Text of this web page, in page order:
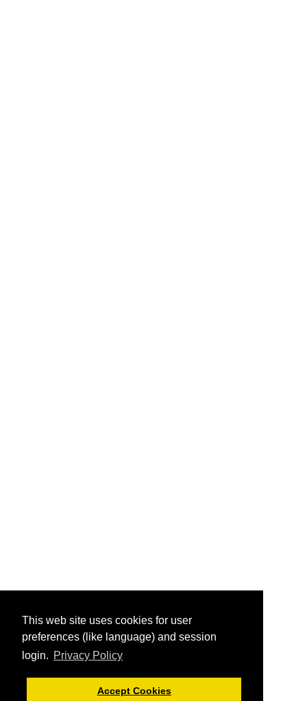
This web site uses cookies for user
preferences (like language) and session
login. Privacy Policy
Accept Cookies